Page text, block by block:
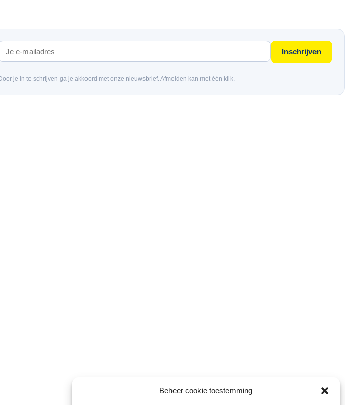
Beheer cookie toestemming
Inschrijven
Door je in te schrijven ga je akkoord met onze nieuwsbrief. Afmelden kan met één klik.